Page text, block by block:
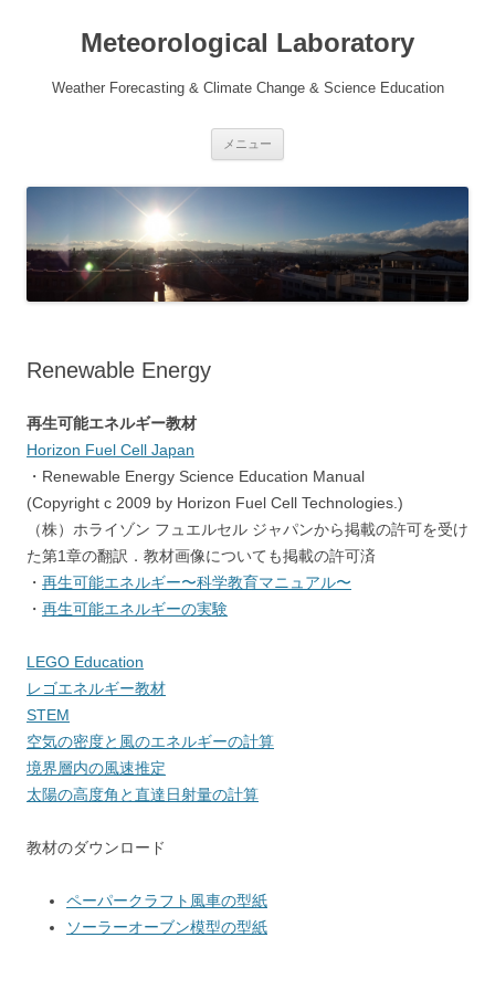
Meteorological Laboratory
Weather Forecasting & Climate Change & Science Education
メニュー
動
Renewable Energy
再生可能エネルギー教材
Horizon Fuel Cell Japan
・Renewable Energy Science Education Manual
(Copyright c 2009 by Horizon Fuel Cell Technologies.)
（株）ホライゾン フュエルセル ジャパンから掲載の許可を受け
た第1章の翻訳．教材画像についても掲載の許可済
・ 再生可能エネルギー〜科学教育マニュアル〜
・ 再生可能エネルギーの実験
LEGO Education
レゴエネルギー教材
STEM
空気の密度と風のエネルギーの計算
境界層内の風速推定
太陽の高度角と直達日射量の計算
教材のダウンロード
ペーパークラフト風車の型紙
ソーラーオーブン模型の型紙